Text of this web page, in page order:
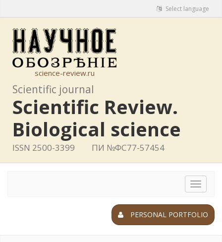
Select language
science-review.ru
Scientific journal
Scientific Review.
Biological science
ISSN 2500-3399 ПИ №ФС77-57454
Toggle
PERSONAL PORTFOLIO